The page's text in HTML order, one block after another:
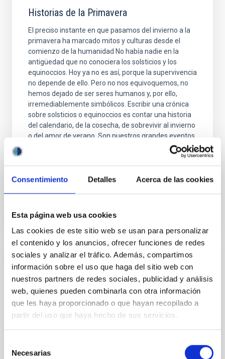
Consentimiento Detalles Acerca de las cookies
Esta página web usa cookies
Las cookies de este sitio web se usan para personalizar
el contenido y los anuncios, ofrecer funciones de redes
sociales y analizar el tráfico. Además, compartimos
información sobre el uso que haga del sitio web con
nuestros partners de redes sociales, publicidad y análisis
web, quienes pueden combinarla con otra información
que les haya proporcionado o que hayan recopilado a
partir del uso que haya hecho de sus servicios.
Necesarias
Historias de la Primavera
El preciso instante en que pasamos del invierno a la
primavera ha marcado mitos y culturas desde el
comienzo de la humanidad No había nadie en la
antigüedad que no conociera los solsticios y los
equinoccios. Hoy ya no es así, porque la supervivencia
no depende de ello. Pero no nos equivoquemos, no
hemos dejado de ser seres humanos y, por ello,
irremediablemente simbólicos. Escribir una crónica
sobre solsticios o equinoccios es contar una historia
del calendario, de la cosecha, de sobrevivir al invierno
o del amor de verano. Son nuestros grandes eventos
Julio Alberto Castro Almazán
ASTROMANÍA
A vueltas con el calendario
Este año bisiesto de 2016, la Semana Santa se
celebra inusualmente pronto. La fijación astronómica
de la fecha pascual dio lugar a la reforma actual del
calendario. «Según la tradición hebrea, la noche en
lo que los judíos pudieron apagar sus lámparas para